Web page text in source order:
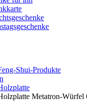
Shui-Produkte
Metatron-Würfel